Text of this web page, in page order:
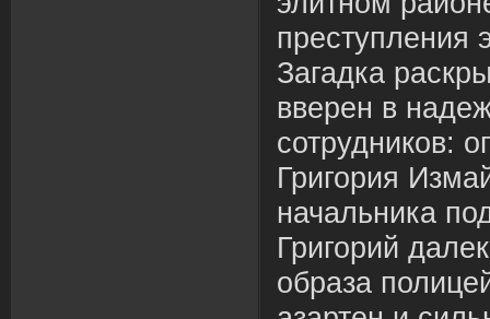
преступления
Загадка
вверен в
сотрудников:
Григория
начальника
Григорий
образа